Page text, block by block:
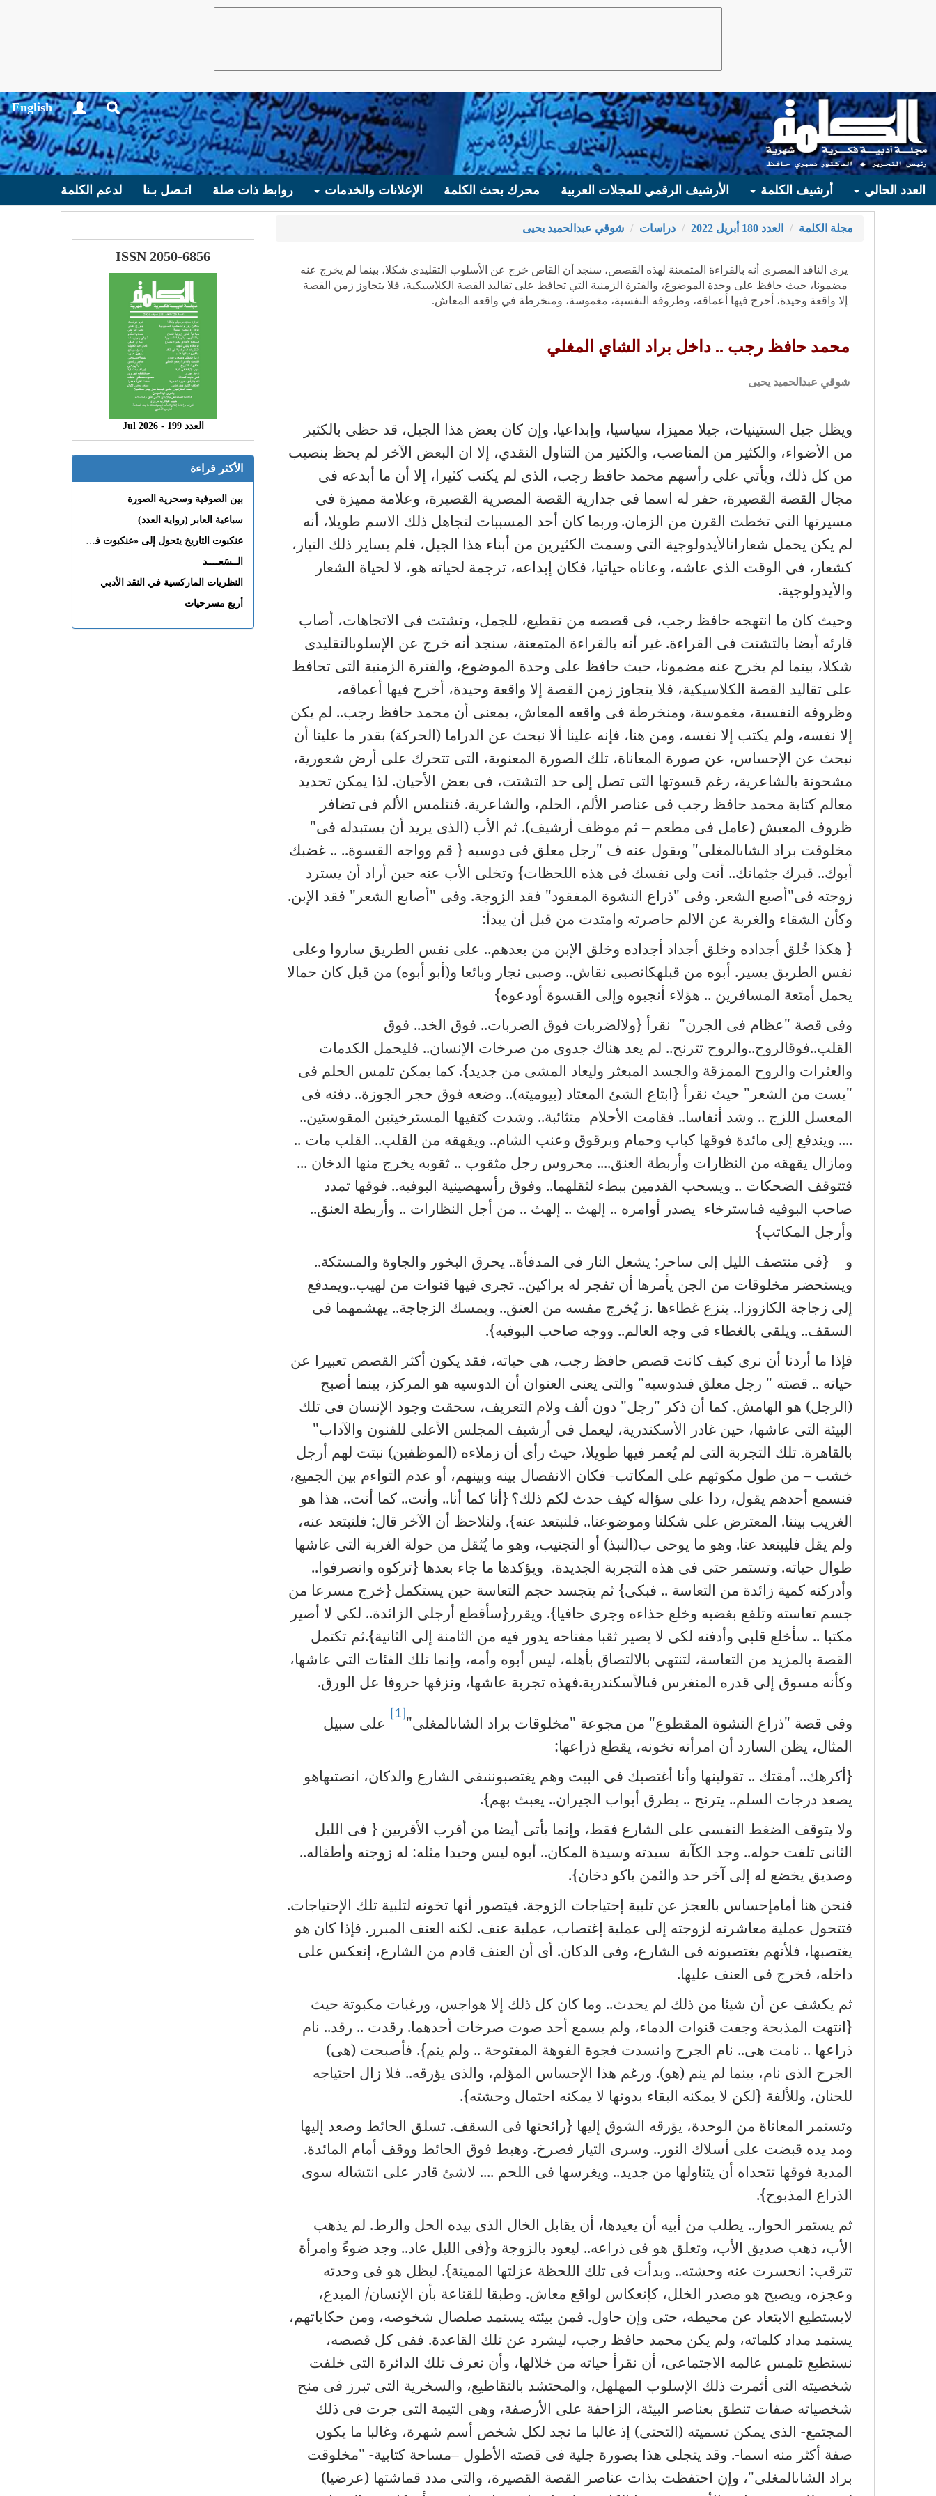
English
العدد الحالي أرشيف الكلمة الأرشيف الرقمي للمجلات العربية محرك بحث الكلمة الإعلانات والخدمات روابط ذات صلة اتـصل بـنا لدعم الكلمة
مجلة الكلمة العدد 180 أبريل 2022 دراسات شوقي عبدالحميد يحيى
يرى الناقد المصري أنه بالقراءة المتمعنة لهذه القصص، سنجد أن القاص خرج عن الأسلوب التقليدي شكلا، بينما لم يخرج عنه
مضمونا، حيث حافظ على وحدة الموضوع، والفترة الزمنية التي تحافظ على تقاليد القصة الكلاسيكية، فلا يتجاوز زمن القصة
إلا واقعة وحيدة، أخرج فيها أعماقه، وظروفه النفسية، مغموسة، ومنخرطة في واقعه المعاش.
محمد حافظ رجب .. داخل براد الشاي المغلي
شوقي عبدالحميد يحيى
ويظل جيل الستينيات، جيلا مميزا، سياسيا، وإبداعيا. وإن كان بعض هذا الجيل، قد حظى بالكثير
من الأضواء، والكثير من المناصب، والكثير من التناول النقدي، إلا ان البعض الآخر لم يحظ بنصيب
من كل ذلك، ويأتي على رأسهم محمد حافظ رجب، الذى لم يكتب كثيرا، إلا أن ما أبدعه فى
مجال القصة القصيرة، حفر له اسما فى جدارية القصة المصرية القصيرة، وعلامة مميزة فى
مسيرتها التى تخطت القرن من الزمان. وربما كان أحد المسببات لتجاهل ذلك الاسم طويلا، أنه
لم يكن يحمل شعاراتالأيدولوجية التى وسمت الكثيرين من أبناء هذا الجيل، فلم يساير ذلك التيار،
كشعار، فى الوقت الذى عاشه، وعاناه حياتيا، فكان إبداعه، ترجمة لحياته هو، لا لحياة الشعار
والأيدولوجية.
وحيث كان ما انتهجه حافظ رجب، فى قصصه من تقطيع، للجمل، وتشتت فى الاتجاهات، أصاب
قارئه أيضا بالتشتت فى القراءة. غير أنه بالقراءة المتمعنة، سنجد أنه خرج عن الإسلوبالتقليدى
شكلا، بينما لم يخرج عنه مضمونا، حيث حافظ على وحدة الموضوع، والفترة الزمنية التى تحافظ
على تقاليد القصة الكلاسيكية، فلا يتجاوز زمن القصة إلا واقعة وحيدة، أخرج فيها أعماقه،
وظروفه النفسية، مغموسة، ومنخرطة فى واقعه المعاش، بمعنى أن محمد حافظ رجب.. لم يكن
إلا نفسه، ولم يكتب إلا نفسه، ومن هنا، فإنه علينا ألا نبحث عن الدراما (الحركة) بقدر ما علينا أن
نبحث عن الإحساس، عن صورة المعاناة، تلك الصورة المعنوية، التى تتحرك على أرض شعورية،
مشحونة بالشاعرية، رغم قسوتها التى تصل إلى حد التشتت، فى بعض الأحيان. لذا يمكن تحديد
معالم كتابة محمد حافظ رجب فى عناصر الألم، الحلم، والشاعرية. فنتلمس الألم فىتضافر
ظروف المعيش (عامل فى مطعم – ثم موظف أرشيف). ثم الأب (الذى يريد أن يستبدله فى"
مخلوقت براد الشاىالمغلى" ويقول عنه ف "رجل معلق فى دوسيه { قم وواجه القسوة.. .. غضبك
أبوك.. قبرك جثمانك.. أنت ولى نفسك فى هذه اللحظات} وتخلى الأب عنه حين أراد أن يسترد
زوجته فى"أصبع الشعر. وفى "ذراع النشوة المفقود" فقد الزوجة. وفى "أصابع الشعر" فقد الإبن.
وكأن الشقاء والغربة عن الالم حاصرته وامتدت من قبل أن يبدأ:
{ هكذا خُلق أجداده وخلق أجداد أجداده وخلق الإبن من بعدهم.. على نفس الطريق ساروا وعلى
نفس الطريق يسير. أبوه من قبلهكانصبى نقاش.. وصبى نجار وبائعا و(أبو أبوه) من قبل كان حمالا
يحمل أمتعة المسافرين .. هؤلاء أنجبوه وإلى القسوة أودعوه}
وفى قصة "عظام فى الجرن" نقرأ {ولالضربات فوق الضربات.. فوق الخد.. فوق
القلب..فوقالروح..والروح تترنح.. لم يعد هناك جدوى من صرخات الإنسان.. فليحمل الكدمات
والعثرات والروح الممزقة والجسد المبعثر وليعاد المشى من جديد}. كما يمكن تلمس الحلم فى
"يست من الشعر" حيث نقرأ {ابتاع الشئ المعتاد (بيوميته).. وضعه فوق حجر الجوزة.. دفنه فى
المعسل اللزج .. وشد أنفاسا.. فقامت الأحلام متثائبة.. وشدت كتفيها المسترخيتين المقوستين..
.... ويندفع إلى مائدة فوقها كباب وحمام وبرقوق وعنب الشام.. ويقهقه من القلب.. القلب مات ..
ومازال يقهقه من النظارات وأربطة العنق.... محروس رجل مثقوب .. ثقوبه يخرج منها الدخان ...
فتتوقف الضحكات .. ويسحب القدمين ببطء لثقلهما.. وفوق رأسهصينية البوفيه.. فوقها تمدد
صاحب البوفيه فىاسترخاء يصدر أوامره .. إلهث .. إلهث .. من أجل النظارات .. وأربطة العنق..
وأرجل المكاتب}
و {فى منتصف الليل إلى ساحر: يشعل النار فى المدفأة.. يحرق البخور والجاوة والمستكة..
ويستحضر مخلوقات من الجن يأمرها أن تفجر له براكين.. تجرى فيها قنوات من لهيب..ويمدفع
إلى زجاجة الكازوزا.. ينزع غطاءها .ز يٌخرج مفسه من العتق.. ويمسك الزجاجة.. يهشمهما فى
السقف.. ويلقى بالغطاء فى وجه العالم.. ووجه صاحب البوفيه}.
فإذا ما أردنا أن نرى كيف كانت قصص حافظ رجب، هى حياته، فقد يكون أكثر القصص تعبيرا عن
حياته .. قصته " رجل معلق فىدوسيه" والتى يعنى العنوان أن الدوسيه هو المركز، بينما أصبح
(الرجل) هو الهامش. كما أن ذكر "رجل" دون ألف ولام التعريف، سحقت وجود الإنسان فى تلك
البيئة التى عاشها، حين غادر الأسكندرية، ليعمل فى أرشيف المجلس الأعلى للفنون والآداب"
بالقاهرة. تلك التجربة التى لم يُعمر فيها طويلا، حيث رأى أن زملاءه (الموظفين) نبتت لهم أرجل
خشب – من طول مكوثهم على المكاتب- فكان الانفصال بينه وبينهم، أو عدم التواءم بين الجميع،
فنسمع أحدهم يقول، ردا على سؤاله كيف حدث لكم ذلك؟ {أنا كما أنا.. وأنت.. كما أنت.. هذا هو
الغريب بيننا. المعترض على شكلنا وموضوعنا.. فلنبتعد عنه}. ولنلاحظ أن الآخر قال: فلنبتعد عنه،
ولم يقل فليبتعد عنا. وهو ما يوحى ب(النبذ) أو التجنيب، وهو ما يُثقل من حولة الغربة التى عاشها
طوال حياته. وتستمر حتى فى هذه التجربة الجديدة. ويؤكدها ما جاء بعدها {تركوه وانصرفوا..
وأدركته كمية زائدة من التعاسة .. فبكى} ثم يتجسد حجم التعاسة حين يستكمل {خرج مسرعا من
جسم تعاسته وتلفع بغضبه وخلع حذاءه وجرى حافيا}. ويقرر{سأقطع أرجلى الزائدة.. لكى لا أصير
مكتبا .. سأخلع قلبى وأدفنه لكى لا يصير ثقبا مفتاحه يدور فيه من الثامنة إلى الثانية}.ثم تكتمل
القصة بالمزيد من التعاسة، لتنتهى بالالتصاق بأهله، ليس أبوه وأمه، وإنما تلك الفئات التى عاشها،
وكأنه مسوق إلى قدره المنغرس فىالأسكندرية.فهذه تجربة عاشها، ونزفها حروفا عل الورق.
وفى قصة "ذراع النشوة المقطوع" من مجوعة "مخلوقات براد الشاىالمغلى"[1]
على سبيل
المثال، يظن السارد أن امرأته تخونه، يقطع ذراعها:
{أكرهك.. أمقتك .. تقولينها وأنا أغتصبك فى البيت وهم يغتصبوننىفى الشارع والدكان، انصتىهاهو
يصعد درجات السلم.. يترنح .. يطرق أبواب الجيران.. يعبث بهم}.
ولا يتوقف الضغط النفسى على الشارع فقط، وإنما يأتى أيضا من أقرب الأقربين { فى الليل
الثانى تلفت حوله.. وجد الكآبة سيدته وسيدة المكان.. أبوه ليس وحيدا مثله: له زوجته وأطفاله..
وصديق يخضع له إلى آخر حد والثمن باكو دخان}.
فنحن هنا أمامإحساس بالعجز عن تلبية إحتياجات الزوجة. فيتصور أنها تخونه لتلبية تلك الإحتياجات.
فتتحول عملية معاشرته لزوجته إلى عملية إغتصاب، عملية عنف. لكنه العنف المبرر. فإذا كان هو
يغتصبها، فلأنهم يغتصبونه فى الشارع، وفى الدكان. أى أن العنف قادم من الشارع، إنعكس على
داخله، فخرج فى العنف عليها.
ثم يكشف عن أن شيئا من ذلك لم يحدث.. وما كان كل ذلك إلا هواجس، ورغبات مكبوتة حيث
{انتهت المذبحة وجفت قنوات الدماء، ولم يسمع أحد صوت صرخات أحدهما. رقدت .. رقد.. نام
ذراعها .. نامت هى.. نام الجرح وانسدت فجوة الفوهة المفتوحة .. ولم ينم}. فأصبحت (هى)
الجرح الذى نام، بينما لم ينم (هو). ورغم هذا الإحساس المؤلم، والذى يؤرقه.. فلا زال احتياجه
للحنان، وللألفة {لكن لا يمكنه البقاء بدونها لا يمكنه احتمال وحشته}.
وتستمر المعاناة من الوحدة، يؤرقه الشوق إليها {رائحتها فى السقف. تسلق الحائط وصعد إليها
ومد يده قبضت على أسلاك النور.. وسرى التيار فصرخ. وهبط فوق الحائط ووقف أمام المائدة.
المدية فوقها تتحداه أن يتناولها من جديد.. ويغرسها فى اللحم .... لاشئ قادر على انتشاله سوى
الذراع المذبوح}.
ثم يستمر الحوار.. يطلب من أبيه أن يعيدها، أن يقابل الخال الذى بيده الحل والرط. لم يذهب
الأب، ذهب صديق الأب، وتعلق هو فى ذراعه.. ليعود بالزوجة و{فى الليل عاد.. وجد ضوءً وامرأة
تترقب: انحسرت عنه وحشته.. وبدأت فى تلك اللحظة عزلتها المميتة}. ليظل هو فى وحدته
وعجزه، ويصبح هو مصدر الخلل، كإنعكاس لواقع معاش. وطبقا للقناعة بأن الإنسان/ المبدع،
لايستطيع الابتعاد عن محيطه، حتى وإن حاول. فمن بيئته يستمد صلصال شخوصه، ومن حكاياتهم،
يستمد مداد كلماته، ولم يكن محمد حافظ رجب، ليشرد عن تلك القاعدة. ففى كل قصصه،
نستطيع تلمس عالمه الاجتماعى، أن نقرأ حياته من خلالها، وأن نعرف تلك الدائرة التى خلفت
شخصيته التى أثمرت ذلك الإسلوب المهلهل، والمحتشد بالتقاطيع، والسخرية التى تبرز فى منح
شخصياته صفات تنطق بعناصر البيئة، الزاحفة على الأرصفة، وهى التيمة التى جرت فى ذلك
المجتمع- الذى يمكن تسميته (التحتى) إذ غالبا ما نجد لكل شخص أسم شهرة، وغالبا ما يكون
صفة أكثر منه اسما-. وقد يتجلى هذا بصورة جلية فى قصته الأطول –مساحة كتابية- "مخلوقت
براد الشاىالمغلى"، وإن احتفظت بذات عناصر القصة القصيرة، والتى مدد قماشتها (عرضيا)
ISSN 2050-6856
العدد 199 - 2026 Jul
الأكثر قراءة
بين الصوفية وسحرية الصورة
سباعية العابر (رواية العدد)
عنكبوت التاريخ يتحول إلى «عنكبوت فى القلب»
الــسَعــــد
النظريات الماركسية في النقد الأدبي
أربع مسرحيات